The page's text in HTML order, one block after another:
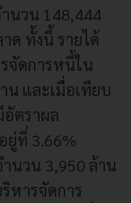
นวน 148,444
ด ทั้งนี้ รายได้
จัดการหนี้ใน
น และเมื่อเทียบ
ตราผล
ยู่ที่ 3.66%
นวน 3,950 ล้าน
หารจัดการ